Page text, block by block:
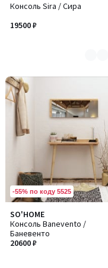
Консоль Sira / Сира
19500 ₽
цветов:
2
-55% по коду 5525
SO'HOME
Консоль Banevento /
Баневенто
20600 ₽